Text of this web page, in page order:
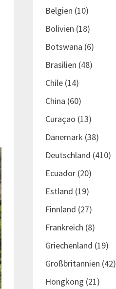
Belgien (10)
Bolivien (18)
Botswana (6)
Brasilien (48)
Chile(14)
China (60)
Curaçao (13)
Dänemark (38)
Deutschland (410)
Ecuador(20)
Estland (19)
Finnland (27)
Frankreich (8)
Griechenland (19)
Großbritannien (42)
Hongkong (21)